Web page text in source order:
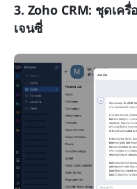
3. Zoho CRM: ชุดเค
เจนซี่